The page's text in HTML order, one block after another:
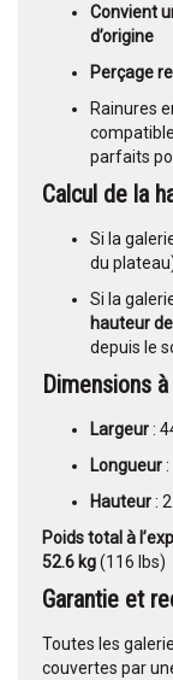
Convient
d’origine
Perçage
Rainures
parfaits
Calcul de la
Si la
du
Si la
hauteur
depuis le
Dimensions
Largeur:
Longueur
Hauteur:
Poids total à
52.6 kg(116 lbs)
Garantie et
Toutes les
couvertes par